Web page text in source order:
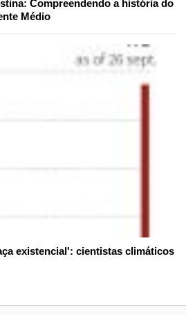
Compreendendo a história do
Médio
existencial': cientistas climáticos